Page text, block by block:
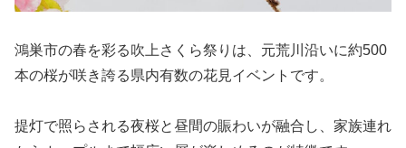
鴻巣市の春を彩る吹上さくら祭りは、元荒川沿いに約500
本の桜が咲き誇る県内有数の花見イベントです。
提灯で照らされる夜桜と昼間の賑わいが融合し、家族連れ